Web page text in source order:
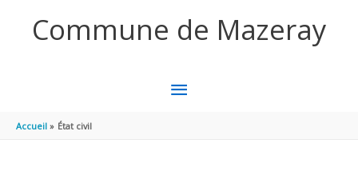
Commune de Mazeray
MENU
Accueil État civil